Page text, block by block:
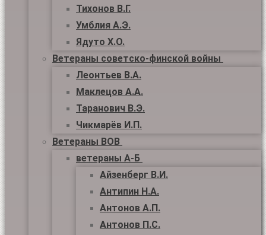
Тихонов В.Г.
Умблия А.Э.
Ядуто Х.О.
Ветераны советско-финской войны
Леонтьев В.А.
Маклецов А.А.
Таранович В.Э.
Чикмарёв И.П.
Ветераны ВОВ
ветераны А-Б
Айзенберг В.И.
Антипин Н.А.
Антонов А.П.
Антонов П.С.